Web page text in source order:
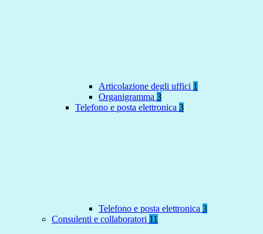
Articolazione degli uffici 1
Organigramma 3
Telefono e posta elettronica 3
Telefono e posta elettronica 3
Consulenti e collaboratori 11